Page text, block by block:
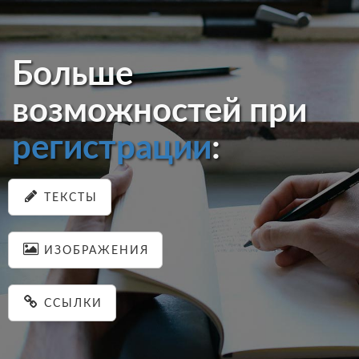
Больше
возможностей при
регистрации:
ТЕКСТЫ
ИЗОБРАЖЕНИЯ
ССЫЛКИ